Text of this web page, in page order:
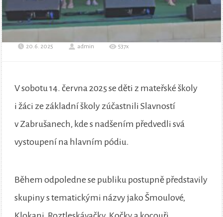
20.6. 2025 admin 537x
V sobotu 14. června 2025 se děti z mateřské školy
i žáci ze základní školy zúčastnili Slavností
v Zabrušanech, kde s nadšením předvedli svá
vystoupení na hlavním pódiu.
Během odpoledne se publiku postupně představily
skupiny s tematickými názvy jako Šmoulové,